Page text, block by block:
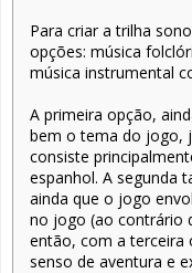
Para criar a trilha
opções: música
música instrumental
A primeira opção,
bem o tema do jogo,
consiste
espanhol. A segunda
ainda que o jogo
no jogo (ao contrário
então, com a terceira
senso de aventura e